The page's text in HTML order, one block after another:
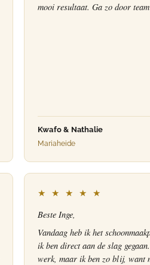
mooi resultaat. Ga zo door
Kwafo & Nathalie
Mariaheide
★ ★ ★ ★ ★
Beste Inge,
Vandaag heb ik het
ik ben direct aan de slag
werk, maar ik ben zo blij, want